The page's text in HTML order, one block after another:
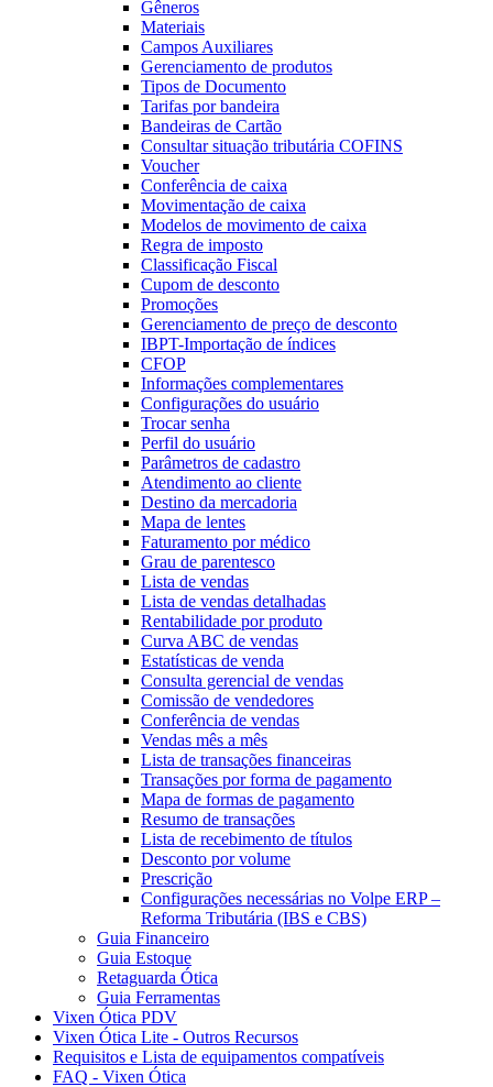
Gêneros
Materiais
Campos Auxiliares
Gerenciamento de produtos
Tipos de Documento
Tarifas por bandeira
Bandeiras de Cartão
Consultar situação tributária COFINS
Voucher
Conferência de caixa
Movimentação de caixa
Modelos de movimento de caixa
Regra de imposto
Classificação Fiscal
Cupom de desconto
Promoções
Gerenciamento de preço de desconto
IBPT-Importação de índices
CFOP
Informações complementares
Configurações do usuário
Trocar senha
Perfil do usuário
Parâmetros de cadastro
Atendimento ao cliente
Destino da mercadoria
Mapa de lentes
Faturamento por médico
Grau de parentesco
Lista de vendas
Lista de vendas detalhadas
Rentabilidade por produto
Curva ABC de vendas
Estatísticas de venda
Consulta gerencial de vendas
Comissão de vendedores
Conferência de vendas
Vendas mês a mês
Lista de transações financeiras
Transações por forma de pagamento
Mapa de formas de pagamento
Resumo de transações
Lista de recebimento de títulos
Desconto por volume
Prescrição
Configurações necessárias no Volpe ERP –
Reforma Tributária (IBS e CBS)
Guia Financeiro
Guia Estoque
Retaguarda Ótica
Guia Ferramentas
Vixen Ótica PDV
Vixen Ótica Lite - Outros Recursos
Requisitos e Lista de equipamentos compatíveis
FAQ - Vixen Ótica